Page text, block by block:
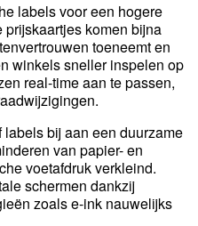
labels voor een hogere
komen bijna
toeneemt en
winkels sneller inspelen op
real-time aan te passen,
bij aan een duurzame
van papier- en
voetafdruk verkleind.
schermen dankzij
zoals e-ink nauwelijks